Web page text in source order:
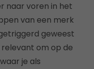
naar voren in het
van een merk
geweest
om op de
je als